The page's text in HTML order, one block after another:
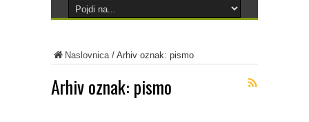
Naslovnica/ Arhiv oznak: pismo
Arhiv oznak: pismo